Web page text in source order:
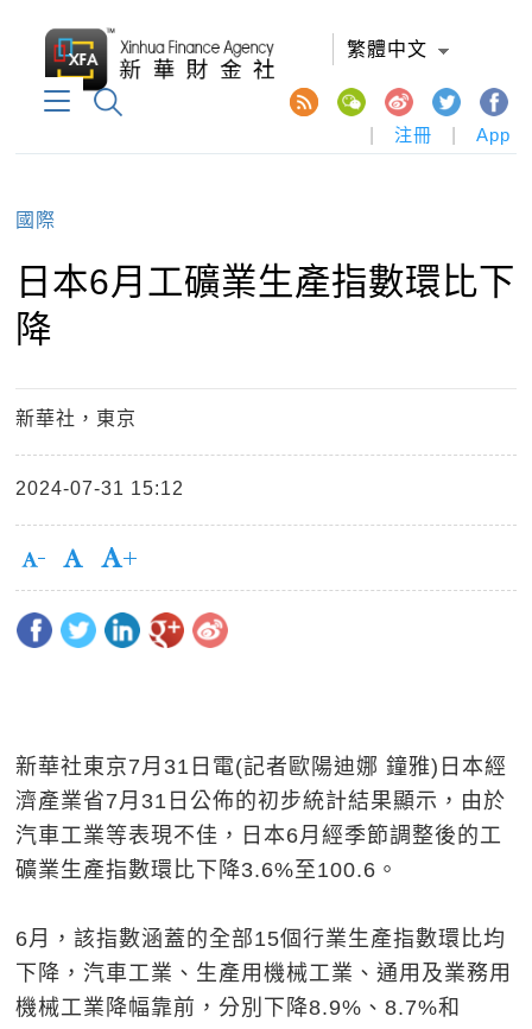
繁體中文
注冊 App
國際
日本6月工礦業生產指數環比下
降
新華社，東京
2024-07-31 15:12
新華社東京7月31日電(記者歐陽迪娜 鐘雅)日本經
濟產業省7月31日公佈的初步統計結果顯示，由於
汽車工業等表現不佳，日本6月經季節調整後的工
礦業生產指數環比下降3.6%至100.6。
6月，該指數涵蓋的全部15個行業生產指數環比均
下降，汽車工業、生產用機械工業、通用及業務用
機械工業降幅靠前，分別下降8.9%、8.7%和